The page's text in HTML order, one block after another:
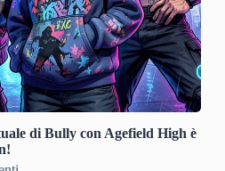
di Bully con Agefield High è